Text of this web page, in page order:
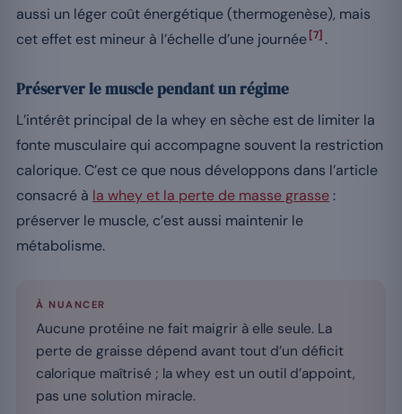
aussi un léger coût énergétique (thermogenèse), mais
cet effet est mineur à l’échelle d’une journée[7] .
Préserver le muscle pendant un régime
L’intérêt principal de la whey en sèche est de limiter la
fonte musculaire qui accompagne souvent la restriction
calorique. C’est ce que nous développons dans l’article
consacré à la whey et la perte de masse grasse :
préserver le muscle, c’est aussi maintenir le
métabolisme.
À NUANCER
Aucune protéine ne fait maigrir à elle seule. La
perte de graisse dépend avant tout d’un déficit
calorique maîtrisé ; la whey est un outil d’appoint,
pas une solution miracle.